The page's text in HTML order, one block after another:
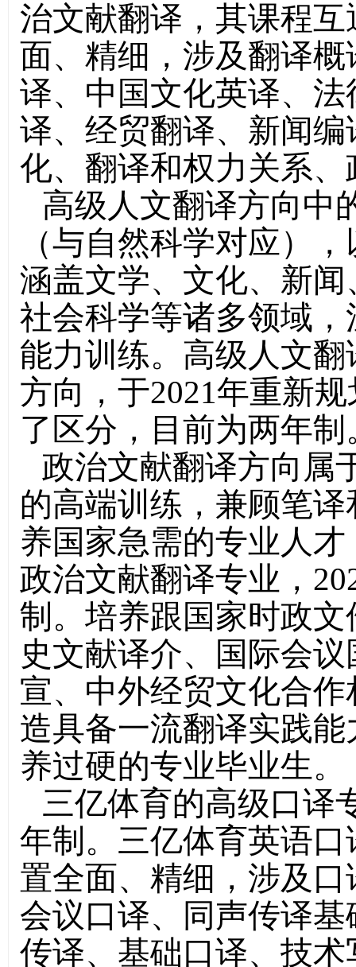
治文献翻译，其课程
面、精细，涉及翻译
译、中国文化英译、
译、经贸翻译、新闻
化、翻译和权力关系
高级人文翻译方向中
（与自然科学对应）
涵盖文学、文化、新
社会科学等诸多领域
能力训练。高级人文
方向，于2021年重新
了区分，目前为两年制
政治文献翻译方向属
的高端训练，兼顾笔
养国家急需的专业人
政治文献翻译专业，
制。培养跟国家时政
史文献译介、国际会
宣、中外经贸文化合
造具备一流翻译实践
养过硬的专业毕业生。
三亿体育的高级口译
年制。三亿体育英语
置全面、精细，涉及
会议口译、同声传译
传译、基础口译、技